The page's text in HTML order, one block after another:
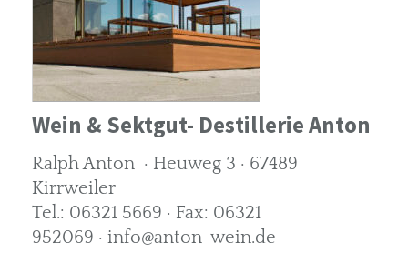
Wein & Sektgut- Destillerie Anton
Ralph Anton · Heuweg 3 · 67489
Kirrweiler
Tel.: 06321 5669 · Fax: 06321
952069 · info@anton-wein.de